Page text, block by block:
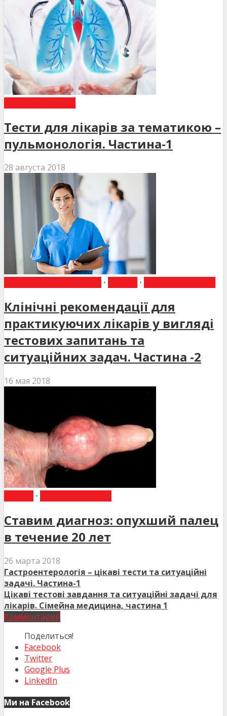
Тести для лікарів за тематикою –
пульмонологія. Частина-1
28 августа 2018
• •
Клінічні рекомендації для
практикуючих лікарів у вигляді
тестових запитань та
ситуаційних задач. Частина -2
16 мая 2018
•
Ставим диагноз: опухший палец
в течение 20 лет
26 марта 2018
Гастроентерологія – цікаві тести та ситуаційні
задачі. Частина-1
Цікаві тестові завдання та ситуаційні задачі для
лікарів. Сімейна медицина, частина 1
Комментарий
Поделиться!
Facebook
Twitter
Google Plus
LinkedIn
Ми на Facebook